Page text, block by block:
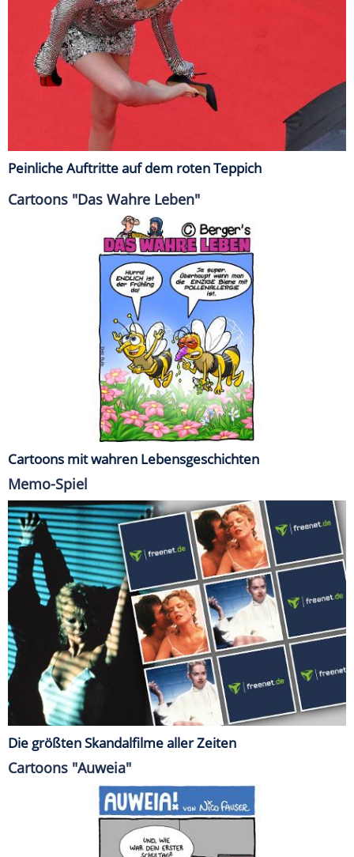
Peinliche Auftritte auf dem roten Teppich
Cartoons "Das Wahre Leben"
Cartoons mit wahren Lebensgeschichten
Memo-Spiel
Die größten Skandalfilme aller Zeiten
Cartoons "Auweia"